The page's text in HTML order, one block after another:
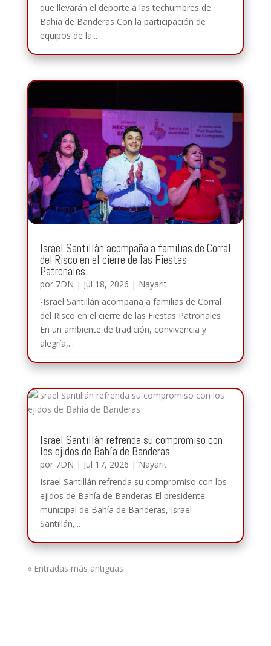
que llevarán el deporte a las techumbres de
Bahía de Banderas Con la participación de
equipos de la...
Israel Santillán acompaña a familias de Corral
del Risco en el cierre de las Fiestas
Patronales
por 7DN | Jul 18, 2026 | Nayarit
-Israel Santillán acompaña a familias de Corral
del Risco en el cierre de las Fiestas Patronales
En un ambiente de tradición, convivencia y
alegría,...
Israel Santillán refrenda su compromiso con
los ejidos de Bahía de Banderas
por 7DN | Jul 17, 2026 | Nayarit
Israel Santillán refrenda su compromiso con los
ejidos de Bahía de Banderas El presidente
municipal de Bahía de Banderas, Israel
Santillán,...
« Entradas más antiguas